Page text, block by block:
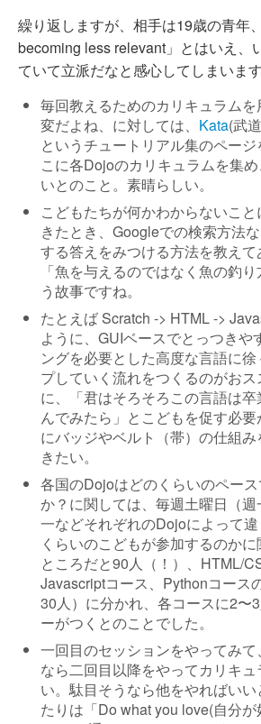
繰り返しますが、相手は19歳の青年
becoming less relevant」とはいえ、
ていて立派だなと感心してしまいます
毎回教えるためのカリキュラム
変だよね、に対しては、 Kata(武
というチュートリアル集のペー
こに各Dojoのカリキュラムを集
いとのこと。素晴らしい。
こどもたちが何かわからないこ
きたとき、Googleでの検索方法
する答えをみつける方法を教えて
「魚を与えるのではなく魚の釣
う故事ですね。
たとえば Scratch -> HTML ->
ように、GUIベースでとっつきや
ングを必要とした高度な言語に
プしていく流れをつくるのがお
に、「君はそろそろこの言語は
んでみたら」とこどもを促す必
にバッジやベルト（帯）の仕組
きたい。
各国のDojoはどのくらいのペー
か？に関しては、毎週土曜日（週
一などそれぞれのDojoによって
くらいのこどもが参加するのか
ところだと90人（！）、HTML/
Javascriptコース、Pythonコース
30人）に分かれ、各コースに2〜
ーがつくとのことでした。
一回目のセッションをやってみて
なら二回目以降をやってカリキ
い。駄目そうなら他をやればい
たりは「Do what you love(自分